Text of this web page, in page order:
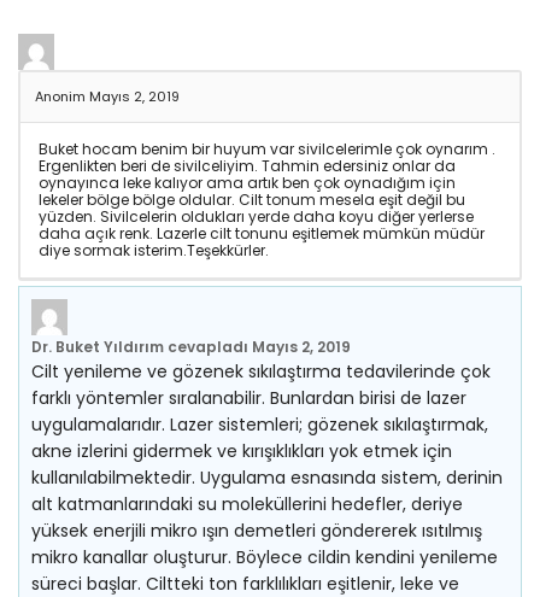
Anonim Mayıs 2, 2019
Buket hocam benim bir huyum var sivilcelerimle çok oynarım .
Ergenlikten beri de sivilceliyim. Tahmin edersiniz onlar da
oynayınca leke kalıyor ama artık ben çok oynadığım için
lekeler bölge bölge oldular. Cilt tonum mesela eşit değil bu
yüzden. Sivilcelerin oldukları yerde daha koyu diğer yerlerse
daha açık renk. Lazerle cilt tonunu eşitlemek mümkün müdür
diye sormak isterim.Teşekkürler.
Dr. Buket Yıldırım cevapladı Mayıs 2, 2019
Cilt yenileme ve gözenek sıkılaştırma tedavilerinde çok
farklı yöntemler sıralanabilir. Bunlardan birisi de lazer
uygulamalarıdır. Lazer sistemleri; gözenek sıkılaştırmak,
akne izlerini gidermek ve kırışıklıkları yok etmek için
kullanılabilmektedir. Uygulama esnasında sistem, derinin
alt katmanlarındaki su moleküllerini hedefler, deriye
yüksek enerjili mikro ışın demetleri göndererek ısıtılmış
mikro kanallar oluşturur. Böylece cildin kendini yenileme
süreci başlar. Ciltteki ton farklılıkları eşitlenir, leke ve